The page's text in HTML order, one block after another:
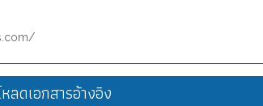
ลดเอกสารอ้างอิง